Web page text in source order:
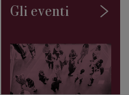
Gli eventi